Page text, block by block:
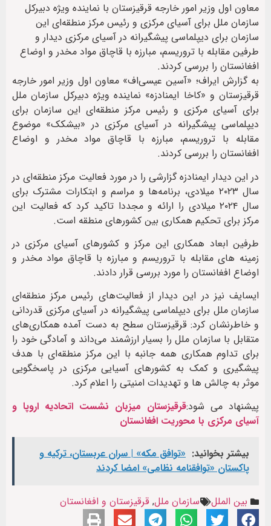
معاون اول وزیر امور خارجه قرقیزستان با نماینده ویژه دبیرکل
سازمان ملل برای آسیای مرکزی و رئیس مرکز منطقه‌ای این
سازمان برای دیپلماسی پیشگیرانه در آسیای مرکزی دیدار و
طرفین مقابله با تروریسم، مبارزه با قاچاق مواد مخدر و اوضاع
افغانستان را بررسی کردند.
به گزارش ایراف؛ «آسین عیسی‌اف» معاون اول وزیر امور خارجه
قرقیزستان و «کاخا ایمنادزه» نماینده ویژه دبیرکل سازمان ملل
برای آسیای مرکزی و رئیس مرکز منطقه‌ای این سازمان برای
دیپلماسی پیشگیرانه در آسیای مرکزی در «بیشکک» موضوع
مقابله با تروریسم، مبارزه با قاچاق مواد مخدر و اوضاع
افغانستان را بررسی کردند.
در این دیدار ایمنادزه گزارشی را در مورد فعالیت مرکز منطقه‌ای در
سال ۲۰۲۳ میلادی، برنامه‌ها و مراسم و ابتکارات مشترک برای
سال ۲۰۲۴ میلادی را ارائه و مجددا تاکید کرد که فعالیت این
مرکز برای تحکیم همکاری بین کشورهای منطقه است.
طرفین ابعاد همکاری این مرکز و کشورهای آسیای مرکزی در
زمینه های مقابله با تروریسم و مبارزه با قاچاق مواد مخدر و
اوضاع افغانستان را مورد بررسی قرار دادند.
ایسایف نیز در این دیدار از فعالیت‌های رئیس مرکز منطقه‌ای
سازمان ملل برای دیپلماسی پیشگیرانه در آسیای مرکزی قدردانی
و خاطرنشان کرد: قرقیزستان سطح به دست آمده همکاری‌های
متقابل با سازمان ملل را بسیار ارزشمند می‌داند و آمادگی خود را
برای تداوم همکاری همه جانبه با این مرکز منطقه‌ای با هدف
پیشگیری و کمک به کشورهای آسیایی مرکزی در پاسخگویی
موثر به چالش ها و تهدیدات امنیتی را اعلام کرد.
پیشنهاد می شود:قرقیزستان میزبان نشست اتحادیه اروپا و
آسیای مرکزی با محوریت افغانستان
بیشتر بخوانید: «توافق مکه» | سران عربستان، ترکیه و
پاکستان «توافقنامه نظامی» امضا کردند
بین الملل سازمان ملل, قرقیزستان و افغانستان